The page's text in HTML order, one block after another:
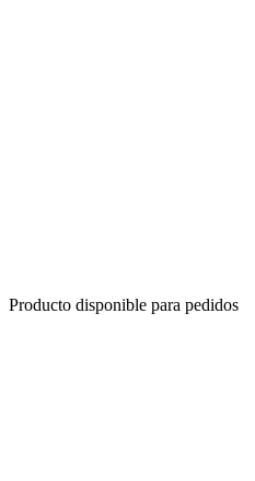
Producto disponible para pedidos